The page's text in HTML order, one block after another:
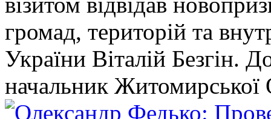
громад, територій та
України Віталій Безгін.
начальник